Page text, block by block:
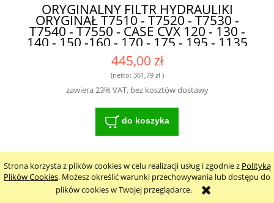
Strona korzysta z plików cookies w celu realizacji usług i zgodnie z Polityką
Plików Cookies. Możesz określić warunki przechowywania lub dostępu do
plików cookies w Twojej przeglądarce.
ORYGINALNY FILTR HYDRAULIKI
ORYGINAŁ T7510 - T7520 - T7530 -
T7540 - T7550 - CASE CVX 120 - 130 -
140 - 150 -160 - 170 - 175 - 195 - 1135
- 1145 - 1155 - 1170 - 1190
192200280705 - P764554 DO
MASZYN ROLNICZYCH
445,00 zł
(netto: 361,79 zł)
zawiera 23% VAT, bez kosztów dostawy
do koszyka